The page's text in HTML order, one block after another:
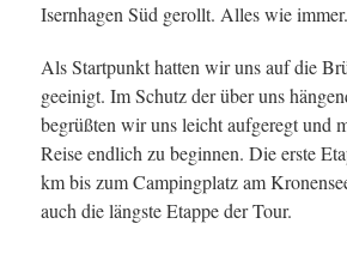
Isernhagen Süd gerollt. Alles wie immer.
Als Startpunkt hatten wir uns auf die
geeinigt. Im Schutz der über uns
begrüßten wir uns leicht aufgeregt und
Reise endlich zu beginnen. Die erste
km bis zum Campingplatz am
auch die längste Etappe der Tour.